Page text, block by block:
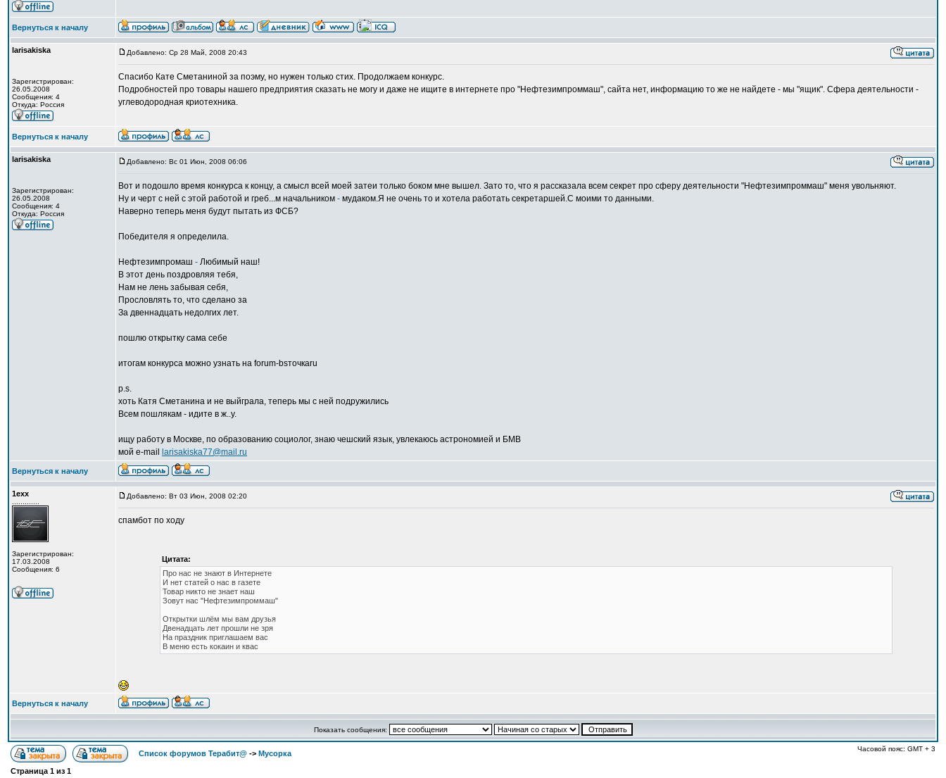
Вернуться к началу
larisakiska
Зарегистрирован:
26.05.2008
Сообщения: 4
Откуда: Россия
Добавлено: Ср 28 Май, 2008 20:43
Спасибо Кате Сметаниной за поэму, но нужен только стих. Продолжаем конкурс.
Подробностей про товары нашего предприятия сказать не могу и даже не ищите в интернете про "Нефтезимпроммаш", сайта нет, информацию то же не найдете - мы "ящик". Сфера деятельности -
углеводородная криотехника.
Вернуться к началу
larisakiska
Зарегистрирован:
26.05.2008
Сообщения: 4
Откуда: Россия
Добавлено: Вс 01 Июн, 2008 06:06
Вот и подошло время конкурса к концу, а смысл всей моей затеи только боком мне вышел. Зато то, что я рассказала всем секрет про сферу деятельности "Нефтезимпроммаш" меня увольняют.
Ну и черт с ней с этой работой и греб...м начальником - мудаком.Я не очень то и хотела работать секретаршей.С моими то данными.
Наверно теперь меня будут пытать из ФСБ?
Победителя я определила.
Нефтезимпромаш - Любимый наш!
В этот день поздровляя тебя,
Нам не лень забывая себя,
Прословлять то, что сделано за
За двеннадцать недолгих лет.
пошлю открытку сама себе
итогам конкурса можно узнать на forum-bsточкаru
p.s.
хоть Катя Сметанина и не выйграла, теперь мы с ней подружились
Всем пошлякам - идите в ж..у.
ищу работу в Москве, по образованию социолог, знаю чешский язык, увлекаюсь астрономией и БМВ
мой e-mail
larisakiska77@mail.ru
Вернуться к началу
1exx
Зарегистрирован:
17.03.2008
Сообщения: 6
Добавлено: Вт 03 Июн, 2008 02:20
спамбот по ходу
Цитата:
Про нас не знают в Интернете
И нет статей о нас в газете
Товар никто не знает наш
Зовут нас "Нефтезимпроммаш"
Открытки шлём мы вам друзья
Двенадцать лет прошли не зря
На праздник приглашаем вас
В меню есть кокаин и квас
Вернуться к началу
Показать сообщения:
Список форумов Терабит@ -> Мусорка
Часовой пояс: GMT + 3
Страница 1 из 1